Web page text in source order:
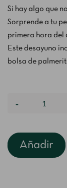
Si hay algo que
Sorprende a tu
primera hora del
Este desayuno
bolsa de
Añadir